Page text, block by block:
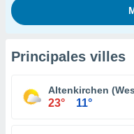
Principales villes
Altenkirchen
23° 11°